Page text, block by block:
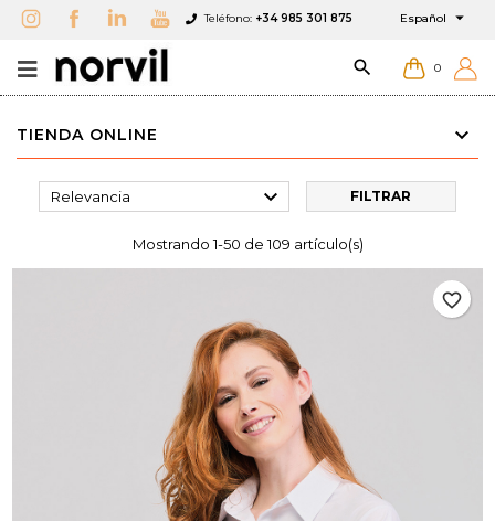
Teléfono: +34 985 301 875 Español 
 0
TIENDA ONLINE
Relevancia  FILTRAR
Mostrando 1-50 de 109 artículo(s)
favorite_border